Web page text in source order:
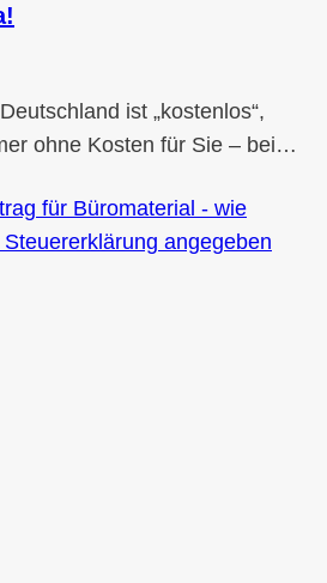
ist „kostenlos“,
ohne Kosten für Sie – bei…